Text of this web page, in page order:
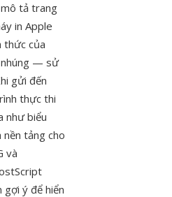
tả trang
in Apple
thức của
nhúng — sử
gửi đến
thực thi
như biểu
tảng cho
và
ý để hiển